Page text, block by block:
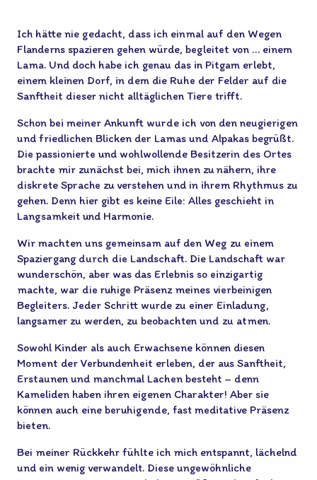
Ich hätte nie gedacht, dass ich einmal auf den Wegen
Flanderns spazieren gehen würde, begleitet von … einem
Lama. Und doch habe ich genau das in Pitgam erlebt,
einem kleinen Dorf, in dem die Ruhe der Felder auf die
Sanftheit dieser nicht alltäglichen Tiere trifft.
Schon bei meiner Ankunft wurde ich von den neugierigen
und friedlichen Blicken der Lamas und Alpakas begrüßt.
Die passionierte und wohlwollende Besitzerin des Ortes
brachte mir zunächst bei, mich ihnen zu nähern, ihre
diskrete Sprache zu verstehen und in ihrem Rhythmus zu
gehen. Denn hier gibt es keine Eile: Alles geschieht in
Langsamkeit und Harmonie.
Wir machten uns gemeinsam auf den Weg zu einem
Spaziergang durch die Landschaft. Die Landschaft war
wunderschön, aber was das Erlebnis so einzigartig
machte, war die ruhige Präsenz meines vierbeinigen
Begleiters. Jeder Schritt wurde zu einer Einladung,
langsamer zu werden, zu beobachten und zu atmen.
Sowohl Kinder als auch Erwachsene können diesen
Moment der Verbundenheit erleben, der aus Sanftheit,
Erstaunen und manchmal Lachen besteht – denn
Kameliden haben ihren eigenen Charakter! Aber sie
können auch eine beruhigende, fast meditative Präsenz
bieten.
Bei meiner Rückkehr fühlte ich mich entspannt, lächelnd
und ein wenig verwandelt. Diese ungewöhnliche